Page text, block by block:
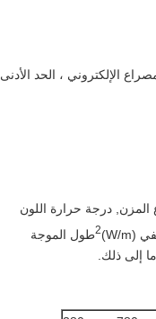
الإلكتروني ، الحد الأدنى
المزن, درجة حرارة اللون
2طول الموجة
إلى ذلك.